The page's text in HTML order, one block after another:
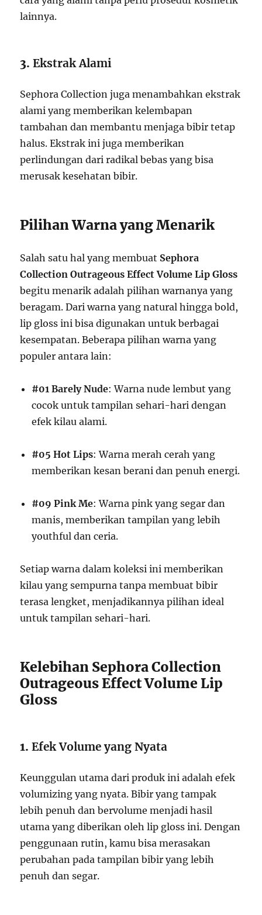
lainnya.
3.Ekstrak Alami
Sephora Collection juga menambahkan ekstrak
alami yang memberikan kelembapan
tambahan dan membantu menjaga bibir tetap
halus. Ekstrak ini juga memberikan
perlindungan dari radikal bebas yang bisa
merusak kesehatan bibir.
Pilihan Warna yang Menarik
Salah satu hal yang membuat Sephora
Collection Outrageous Effect Volume Lip Gloss
begitu menarik adalah pilihan warnanya yang
beragam. Dari warna yang natural hingga bold,
lip gloss ini bisa digunakan untuk berbagai
kesempatan. Beberapa pilihan warna yang
populer antara lain:
#01 Barely Nude: Warna nude lembut yang
cocok untuk tampilan sehari-hari dengan
efek kilau alami.
#05 Hot Lips: Warna merah cerah yang
memberikan kesan berani dan penuh energi.
#09 Pink Me: Warna pink yang segar dan
manis, memberikan tampilan yang lebih
youthful dan ceria.
Setiap warna dalam koleksi ini memberikan
kilau yang sempurna tanpa membuat bibir
terasa lengket, menjadikannya pilihan ideal
untuk tampilan sehari-hari.
Kelebihan Sephora Collection
Outrageous Effect Volume Lip
Gloss
1.Efek Volume yang Nyata
Keunggulan utama dari produk ini adalah efek
volumizing yang nyata. Bibir yang tampak
lebih penuh dan bervolume menjadi hasil
utama yang diberikan oleh lip gloss ini. Dengan
penggunaan rutin, kamu bisa merasakan
perubahan pada tampilan bibir yang lebih
penuh dan segar.